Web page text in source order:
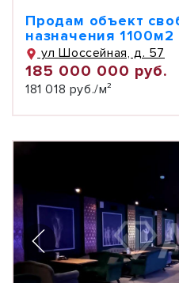
Продам объект
назначения 1100м2
ул Шоссейная, д. 57
185 000 000 руб.
181 018 руб./м²